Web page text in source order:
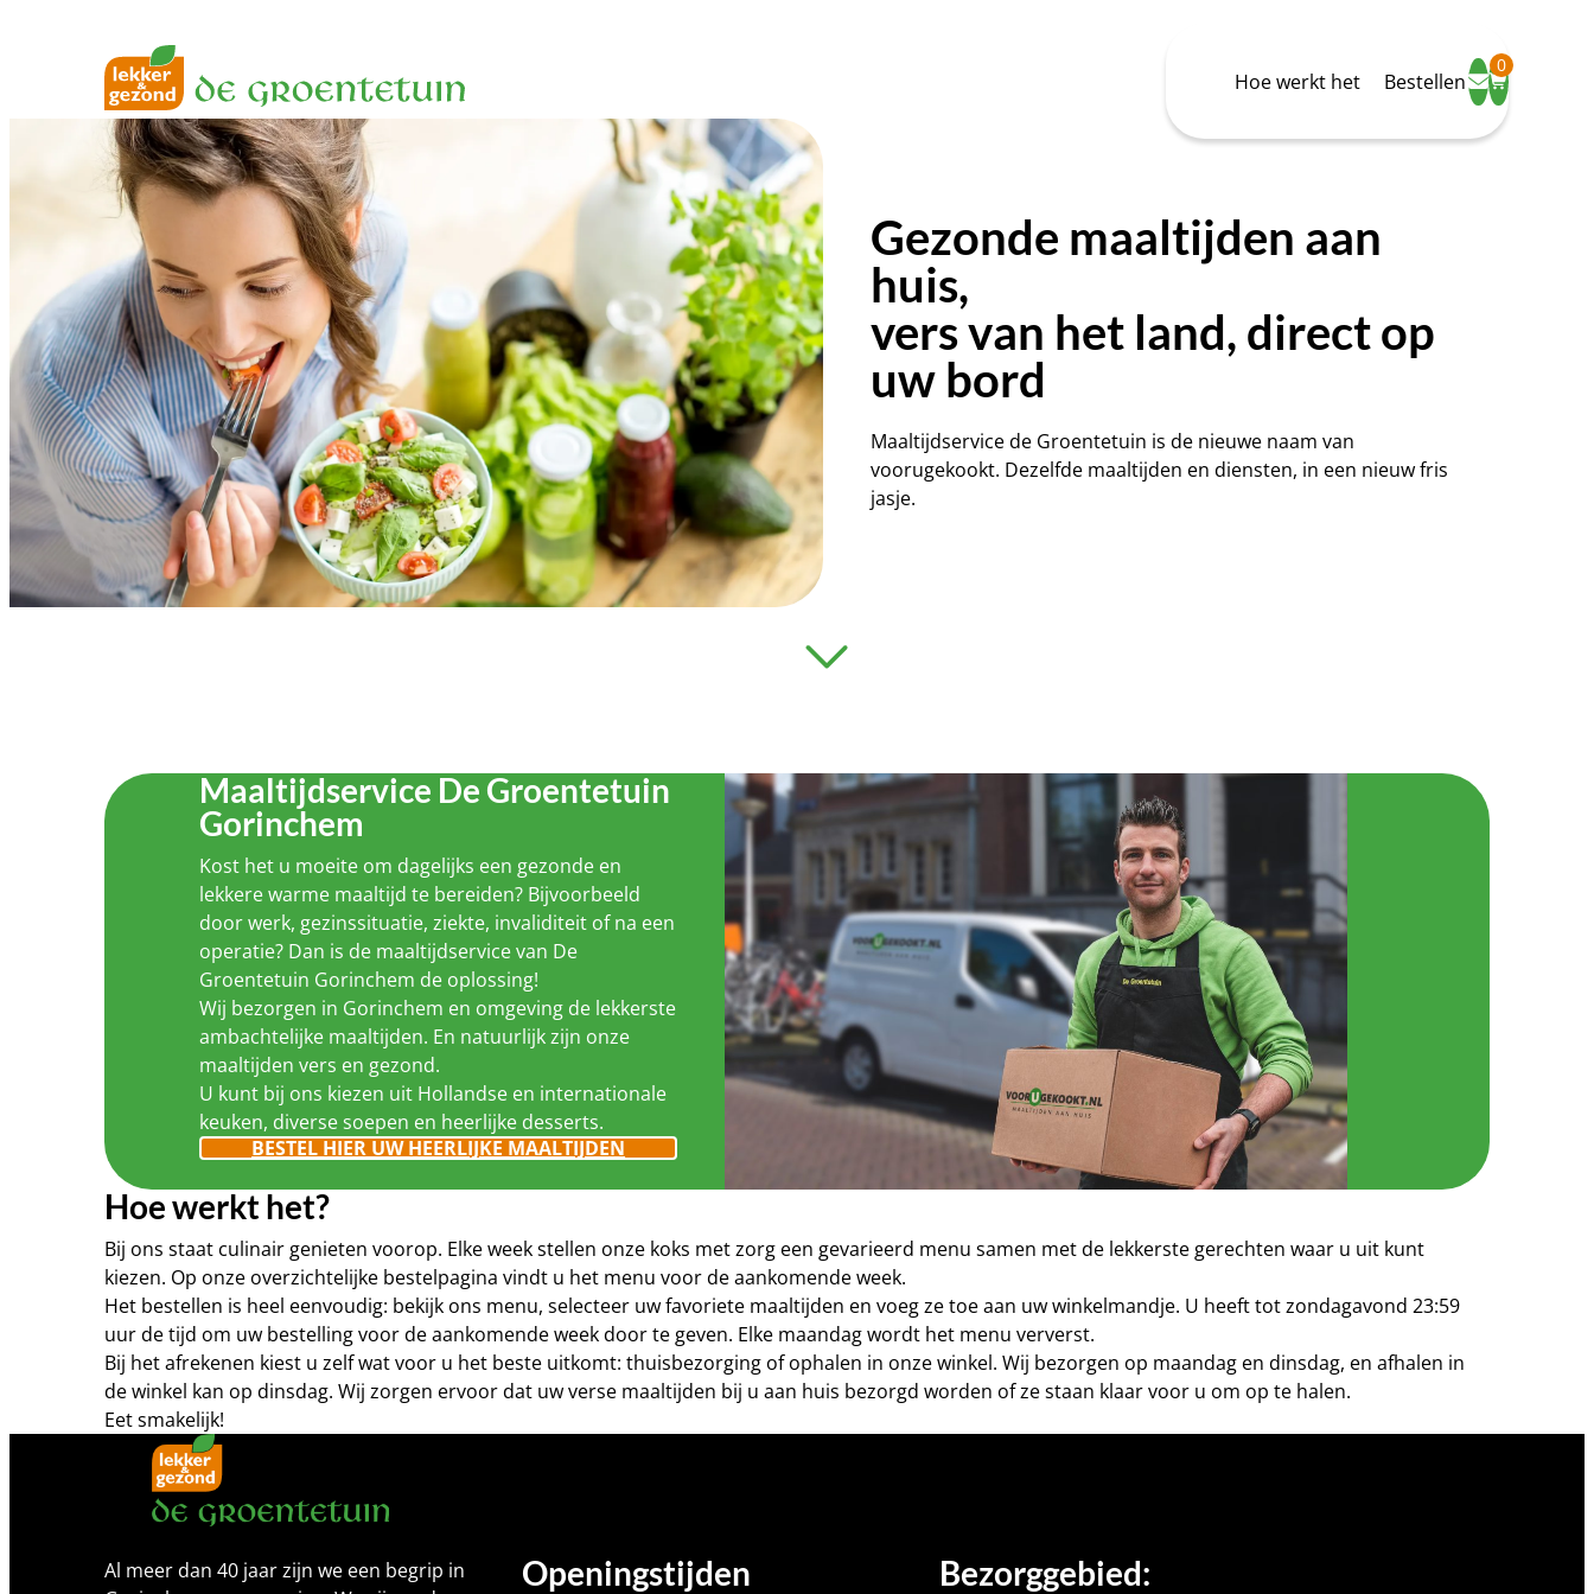
Hoe werkt het Bestellen
0
Gezonde maaltijden aan
huis,
vers van het land, direct op
uw bord
Maaltijdservice de Groentetuin is de nieuwe naam van
voorugekookt. Dezelfde maaltijden en diensten, in een nieuw fris
jasje.
Maaltijdservice De Groentetuin
Gorinchem
Kost het u moeite om dagelijks een gezonde en
lekkere warme maaltijd te bereiden? Bijvoorbeeld
door werk, gezinssituatie, ziekte, invaliditeit of na een
operatie? Dan is de maaltijdservice van De
Groentetuin Gorinchem de oplossing!
Wij bezorgen in Gorinchem en omgeving de lekkerste
ambachtelijke maaltijden. En natuurlijk zijn onze
maaltijden vers en gezond.
U kunt bij ons kiezen uit Hollandse en internationale
keuken, diverse soepen en heerlijke desserts.
BESTEL HIER UW HEERLIJKE MAALTIJDEN
Hoe werkt het?
Bij ons staat culinair genieten voorop. Elke week stellen onze koks met zorg een gevarieerd menu samen met de lekkerste gerechten waar u uit kunt
kiezen. Op onze overzichtelijke bestelpagina vindt u het menu voor de aankomende week.
Het bestellen is heel eenvoudig: bekijk ons menu, selecteer uw favoriete maaltijden en voeg ze toe aan uw winkelmandje. U heeft tot zondagavond 23:59
uur de tijd om uw bestelling voor de aankomende week door te geven. Elke maandag wordt het menu ververst.
Bij het afrekenen kiest u zelf wat voor u het beste uitkomt: thuisbezorging of ophalen in onze winkel. Wij bezorgen op maandag en dinsdag, en afhalen in
de winkel kan op dinsdag. Wij zorgen ervoor dat uw verse maaltijden bij u aan huis bezorgd worden of ze staan klaar voor u om op te halen.
Eet smakelijk!
Al meer dan 40 jaar zijn we een begrip in
Openingstijden Bezorggebied: